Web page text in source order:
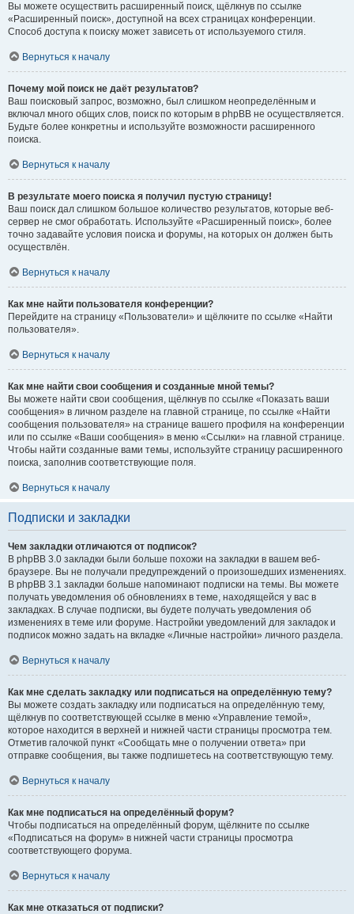
Вы можете осуществить расширенный поиск, щёлкнув по ссылке
«Расширенный поиск», доступной на всех страницах конференции.
Способ доступа к поиску может зависеть от используемого стиля.
Вернуться к началу
Почему мой поиск не даёт результатов?
Ваш поисковый запрос, возможно, был слишком неопределённым и
включал много общих слов, поиск по которым в phpBB не осуществляется.
Будьте более конкретны и используйте возможности расширенного
поиска.
Вернуться к началу
В результате моего поиска я получил пустую страницу!
Ваш поиск дал слишком большое количество результатов, которые веб-
сервер не смог обработать. Используйте «Расширенный поиск», более
точно задавайте условия поиска и форумы, на которых он должен быть
осуществлён.
Вернуться к началу
Как мне найти пользователя конференции?
Перейдите на страницу «Пользователи» и щёлкните по ссылке «Найти
пользователя».
Вернуться к началу
Как мне найти свои сообщения и созданные мной темы?
Вы можете найти свои сообщения, щёлкнув по ссылке «Показать ваши
сообщения» в личном разделе на главной странице, по ссылке «Найти
сообщения пользователя» на странице вашего профиля на конференции
или по ссылке «Ваши сообщения» в меню «Ссылки» на главной странице.
Чтобы найти созданные вами темы, используйте страницу расширенного
поиска, заполнив соответствующие поля.
Вернуться к началу
Подписки и закладки
Чем закладки отличаются от подписок?
В phpBB 3.0 закладки были больше похожи на закладки в вашем веб-
браузере. Вы не получали предупреждений о произошедших изменениях.
В phpBB 3.1 закладки больше напоминают подписки на темы. Вы можете
получать уведомления об обновлениях в теме, находящейся у вас в
закладках. В случае подписки, вы будете получать уведомления об
изменениях в теме или форуме. Настройки уведомлений для закладок и
подписок можно задать на вкладке «Личные настройки» личного раздела.
Вернуться к началу
Как мне сделать закладку или подписаться на определённую тему?
Вы можете создать закладку или подписаться на определённую тему,
щёлкнув по соответствующей ссылке в меню «Управление темой»,
которое находится в верхней и нижней части страницы просмотра тем.
Отметив галочкой пункт «Сообщать мне о получении ответа» при
отправке сообщения, вы также подпишетесь на соответствующую тему.
Вернуться к началу
Как мне подписаться на определённый форум?
Чтобы подписаться на определённый форум, щёлкните по ссылке
«Подписаться на форум» в нижней части страницы просмотра
соответствующего форума.
Вернуться к началу
Как мне отказаться от подписки?